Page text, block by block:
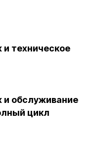
техническое
и обслуживание
цикл